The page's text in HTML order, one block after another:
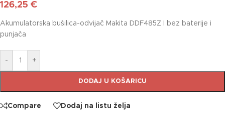
126,25 €
Akumulatorska bušilica-odvijač Makita DDF485Z I bez baterije i
punjača
- +
DODAJ U KOŠARICU
Compare Dodaj na listu želja